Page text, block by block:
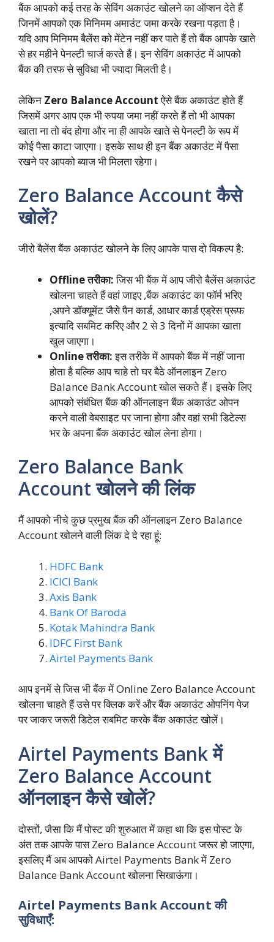
बैंक आपको कई तरह के सेविंग अकाउंट खोलने का ऑप्शन देते हैं
जिनमें आपको एक मिनिमम अमाउंट जमा करके रखना पड़ता है।
यदि आप मिनिमम बैलेंस को मेंटेन नहीं कर पाते हैं तो बैंक आपके खाते
से हर महीने पेनल्टी चार्ज करते हैं। इन सेविंग अकाउंट में आपको
बैंक की तरफ से सुविधा भी ज्यादा मिलती है।
लेकिन Zero Balance Accountऐसे बैंक अकाउंट होते हैं
जिसमें अगर आप एक भी रुपया जमा नहीं करते हैं तो भी आपका
खाता ना तो बंद होगा और ना ही आपके खाते से पेनल्टी के रूप में
कोई पैसा काटा जाएगा। इसके साथ ही इन बैंक अकाउंट में पैसा
रखने पर आपको ब्याज भी मिलता रहेगा।
Zero Balance Account कैसे
खोलें?
जीरो बैलेंस बैंक अकाउंट खोलने के लिए आपके पास दो विकल्प है:
Offline तरीका:जिस भी बैंक में आप जीरो बैलेंस अकाउंट
खोलना चाहते हैं वहां जाइए ,बैंक अकाउंट का फॉर्म भरिए
,अपने डॉक्यूमेंट जैसे पैन कार्ड, आधार कार्ड एड्रेस प्रूफ
इत्यादि सबमिट करिए और 2 से 3 दिनों में आपका खाता
खुल जाएगा।
Online तरीका:इस तरीके में आपको बैंक में नहीं जाना
होता है बल्कि आप चाहे तो घर बैठे ऑनलाइन Zero
Balance Bank Account खोल सकते हैं। इसके लिए
आपको संबंधित बैंक की ऑनलाइन बैंक अकाउंट ओपन
करने वाली वेबसाइट पर जाना होगा और वहां सभी डिटेल्स
भर के अपना बैंक अकाउंट खोल लेना होगा।
Zero Balance Bank
Account खोलने की लिंक
मैं आपको नीचे कुछ प्रमुख बैंक की ऑनलाइन Zero Balance
Account खोलने वाली लिंक दे दे रहा हूं:
HDFC Bank
ICICI Bank
Axis Bank
Bank Of Baroda
Kotak Mahindra Bank
IDFC First Bank
Airtel Payments Bank
आप इनमें से जिस भी बैंक में Online Zero Balance Account
खोलना चाहते हैं उसे पर क्लिक करें और बैंक अकाउंट ओपनिंग पेज
पर जाकर जरूरी डिटेल सबमिट करके बैंक अकाउंट खोलें।
Airtel Payments Bank में
Zero Balance Account
ऑनलाइन कैसे खोलें?
दोस्तों, जैसा कि मैं पोस्ट की शुरुआत में कहा था कि इस पोस्ट के
अंत तक आपके पास Zero Balance Account जरूर हो जाएगा,
इसलिए मैं अब आपको Airtel Payments Bank में Zero
Balance Bank Account खोलना सिखाऊंगा।
Airtel Payments Bank Account की
सुविधाएँ: